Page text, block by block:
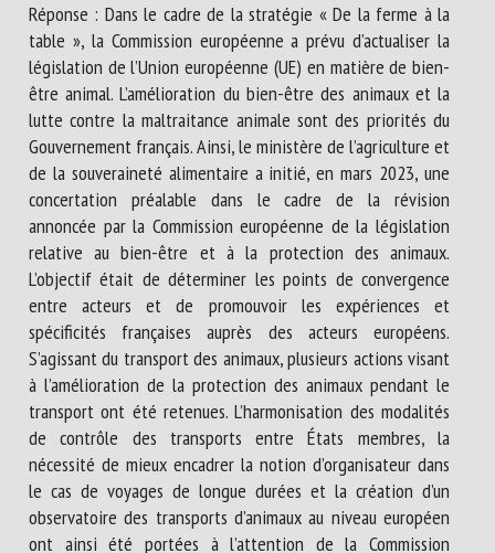
Réponse : Dans le cadre de la stratégie « De la ferme à la
table », la Commission européenne a prévu d’actualiser la
législation de l’Union européenne (UE) en matière de bien-
être animal. L’amélioration du bien-être des animaux et la
lutte contre la maltraitance animale sont des priorités du
Gouvernement français. Ainsi, le ministère de l’agriculture et
de la souveraineté alimentaire a initié, en mars 2023, une
concertation préalable dans le cadre de la révision
annoncée par la Commission européenne de la législation
relative au bien-être et à la protection des animaux.
L’objectif était de déterminer les points de convergence
entre acteurs et de promouvoir les expériences et
spécificités françaises auprès des acteurs européens.
S’agissant du transport des animaux, plusieurs actions visant
à l’amélioration de la protection des animaux pendant le
transport ont été retenues. L’harmonisation des modalités
de contrôle des transports entre États membres, la
nécessité de mieux encadrer la notion d’organisateur dans
le cas de voyages de longue durées et la création d’un
observatoire des transports d’animaux au niveau européen
ont ainsi été portées à l’attention de la Commission